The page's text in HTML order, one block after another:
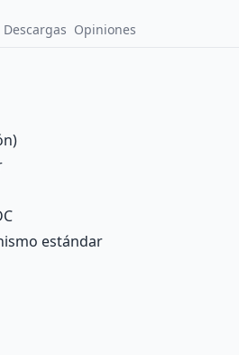
Descargas Opiniones
estándar